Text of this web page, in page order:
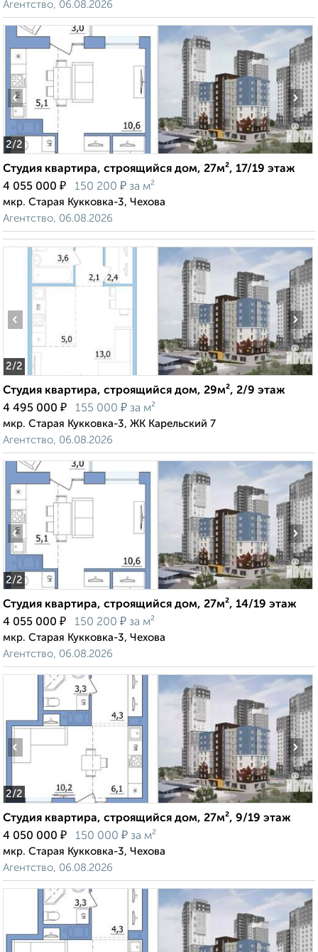
Агентство, 06.08.2026
2/2
‹ ›
Студия квартира, строящийся дом, 27м², 17/19 этаж
4 055 000 ₽ 150 200 ₽ за м²
мкр. Старая Кукковка-3, Чехова
Агентство, 06.08.2026
2/2
‹ ›
Студия квартира, строящийся дом, 29м², 2/9 этаж
4 495 000 ₽ 155 000 ₽ за м²
мкр. Старая Кукковка-3, ЖК Карельский 7
Агентство, 06.08.2026
2/2
‹ ›
Студия квартира, строящийся дом, 27м², 14/19 этаж
4 055 000 ₽ 150 200 ₽ за м²
мкр. Старая Кукковка-3, Чехова
Агентство, 06.08.2026
2/2
‹ ›
Студия квартира, строящийся дом, 27м², 9/19 этаж
4 050 000 ₽ 150 000 ₽ за м²
мкр. Старая Кукковка-3, Чехова
Агентство, 06.08.2026